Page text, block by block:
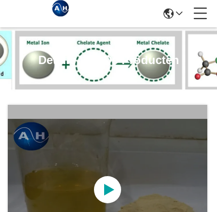
Details Van De Producten